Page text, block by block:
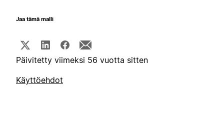
Jaa tämä malli
Päivitetty viimeksi 56 vuotta sitten
Käyttöehdot